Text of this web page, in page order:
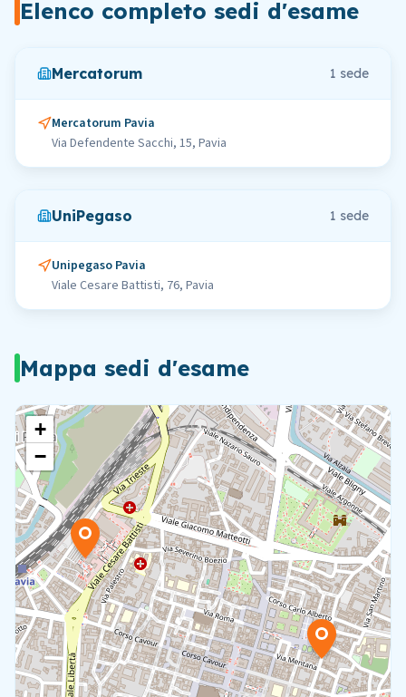
Elenco completo sedi d'esame
Mercatorum 1 sede
Mercatorum Pavia
Via Defendente Sacchi, 15, Pavia
UniPegaso 1 sede
Unipegaso Pavia
Viale Cesare Battisti, 76, Pavia
Mappa sedi d'esame
+
−